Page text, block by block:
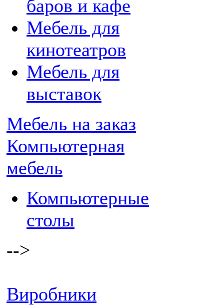
баров и кафе
Мебель для
кинотеатров
Мебель для
выставок
Мебель на заказ
Компьютерная
мебель
Компьютерные
столы
-->
Виробники